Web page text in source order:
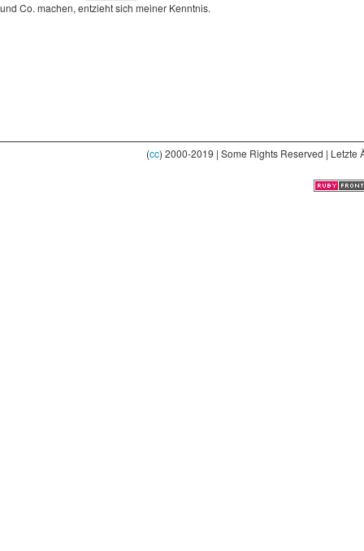
und Co. machen, entzieht sich meiner Kenntnis.
(cc) 2000-2019 | Some Rights Reserved |